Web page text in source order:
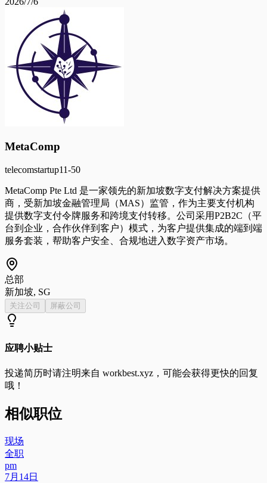
MetaComp
telecomstartup11-50
MetaComp Pte Ltd 是一家领先的新加坡数字支付解决方案提供
商，受新加坡金融管理局（MAS）监管，作为主要支付机构
提供数字支付令牌服务和跨境支付转移。公司采用P2B2C（平
台到企业，合作伙伴到客户）模式，为客户提供集成的端到端
服务套装，帮助客户安全、合规地进入数字资产市场。
总部
新加坡, SG
关注公司 屏蔽公司
应聘小贴士
投递简历时请注明来自 workbest.xyz ，可能会获得更快的回复
哦！
相似职位
现场
全职
pm
7月14日